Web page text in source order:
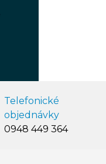
Telefonické
objednávky
0948 449 364